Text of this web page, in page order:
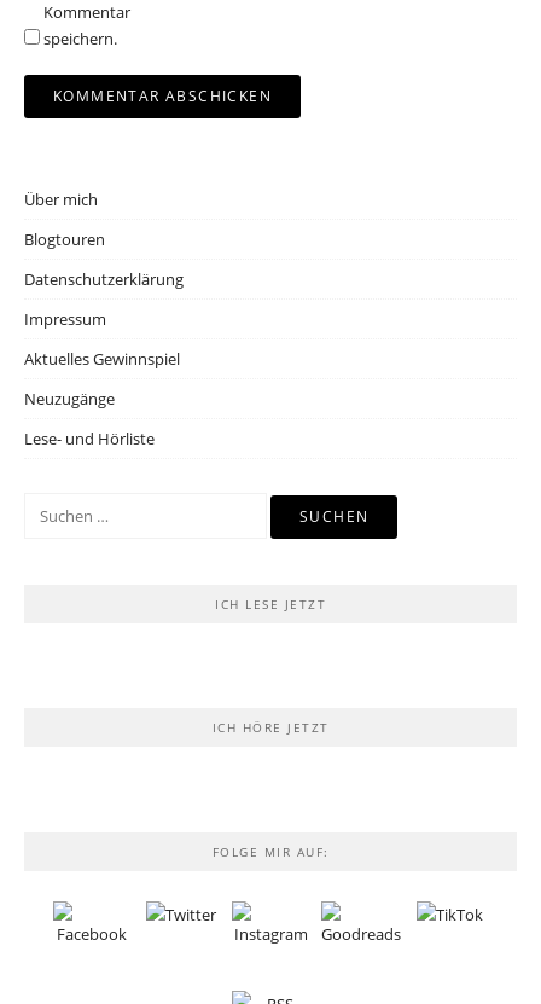
Kommentar
speichern.
Über mich
Blogtouren
Datenschutzerklärung
Impressum
Aktuelles Gewinnspiel
Neuzugänge
Lese- und Hörliste
Suchen
ICH LESE JETZT
ICH HÖRE JETZT
FOLGE MIR AUF: